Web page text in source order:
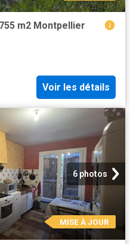
m2 Montpellier
Voir les détails
6 photos
MISE À JOUR